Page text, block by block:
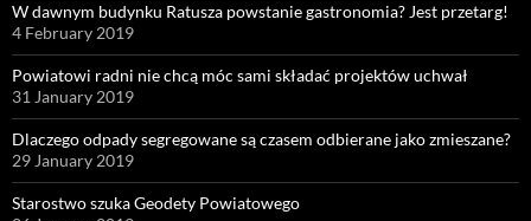
W dawnym budynku Ratusza powstanie gastronomia? Jest przetarg!
4 February 2019
Powiatowi radni nie chcą móc sami składać projektów uchwał
31 January 2019
Dlaczego odpady segregowane są czasem odbierane jako zmieszane?
29 January 2019
Starostwo szuka Geodety Powiatowego